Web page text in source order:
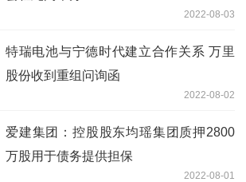
2022-08-03
特瑞电池与宁德时代建立合作关系 万里
股份收到重组问询函
2022-08-02
爱建集团：控股股东均瑶集团质押2800
万股用于债务提供担保
2022-08-01